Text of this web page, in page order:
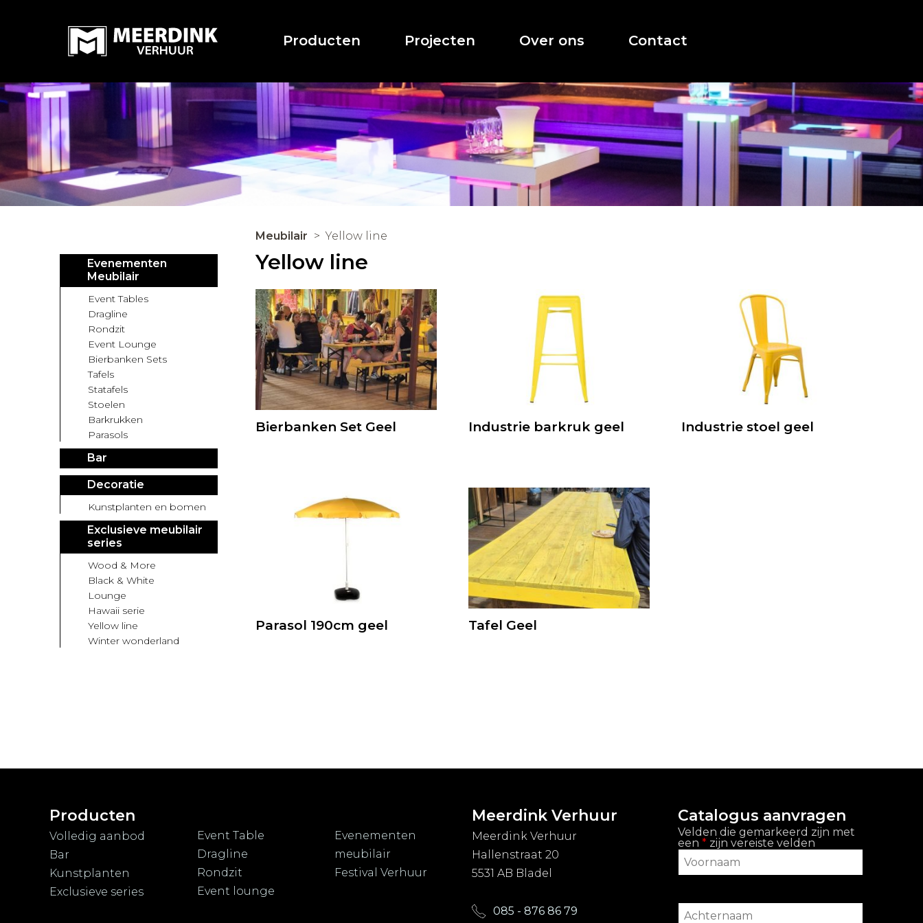
Producten Projecten Over ons Contact
Evenementen
Meubilair
Event Tables
Dragline
Rondzit
Event Lounge
Bierbanken Sets
Tafels
Statafels
Stoelen
Barkrukken
Parasols
Bar
Decoratie
Kunstplanten en bomen
Exclusieve meubilair
series
Wood & More
Black & White
Lounge
Hawaii serie
Yellow line
Winter wonderland
Meubilair Yellow line
Yellow line
Bierbanken Set Geel Industrie barkruk geel Industrie stoel geel
Parasol 190cm geel Tafel Geel
Producten
Volledig aanbod
Bar
Kunstplanten
Exclusieve series
Event Table
Dragline
Rondzit
Event lounge
Evenementen
meubilair
Festival Verhuur
Meerdink Verhuur
Meerdink Verhuur
Hallenstraat 20
5531 AB Bladel
085 - 876 86 79
Catalogus aanvragen
Velden die gemarkeerd zijn met
een * zijn vereiste velden